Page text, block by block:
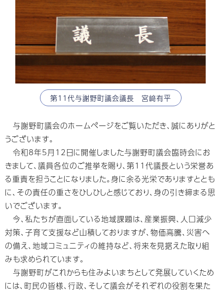
第11代与謝野町議会議長 宮﨑有平
与謝野町議会のホームページをご覧いただき、誠にありがと
うございます。
令和8年5月12日に開催しました与謝野町議会臨時会にお
きまして、議員各位のご推挙を賜り、第11代議長という栄誉あ
る重責を担うことになりました。身に余る光栄でありますととも
に、その責任の重さをひしひしと感じており、身の引き締まる思
いでございます。
今、私たちが直面している地域課題は、産業振興、人口減少
対策、子育て支援など山積しておりますが、物価高騰、災害へ
の備え、地域コミュニティの維持など、将来を見据えた取り組
みも求められています。
与謝野町がこれからも住みよいまちとして発展していくため
には、町民の皆様、行政、そして議会がそれぞれの役割を果た